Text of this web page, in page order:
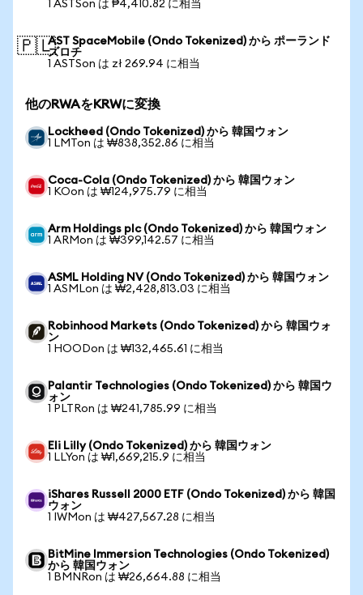
1 ASTSon は ₱4,410.82 に相当
🇵🇱AST SpaceMobile (Ondo Tokenized) から ポーランド
ズロチ
1 ASTSon は zł 269.94 に相当
他のRWAをKRWに変換
Lockheed (Ondo Tokenized) から 韓国ウォン
1 LMTon は ₩838,352.86 に相当
Coca-Cola (Ondo Tokenized) から 韓国ウォン
1 KOon は ₩124,975.79 に相当
Arm Holdings plc (Ondo Tokenized) から 韓国ウォン
1 ARMon は ₩399,142.57 に相当
ASML Holding NV (Ondo Tokenized) から 韓国ウォン
1 ASMLon は ₩2,428,813.03 に相当
Robinhood Markets (Ondo Tokenized) から 韓国ウォ
ン
1 HOODon は ₩132,465.61 に相当
Palantir Technologies (Ondo Tokenized) から 韓国ウ
ォン
1 PLTRon は ₩241,785.99 に相当
Eli Lilly (Ondo Tokenized) から 韓国ウォン
1 LLYon は ₩1,669,215.9 に相当
iShares Russell 2000 ETF (Ondo Tokenized) から 韓国
ウォン
1 IWMon は ₩427,567.28 に相当
BitMine Immersion Technologies (Ondo Tokenized)
から 韓国ウォン
1 BMNRon は ₩26,664.88 に相当